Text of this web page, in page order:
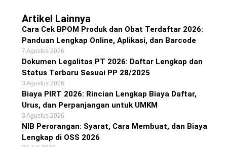
Artikel Lainnya
Cara Cek BPOM Produk dan Obat Terdaftar 2026:
Panduan Lengkap Online, Aplikasi, dan Barcode
7 Agustus 2026
Dokumen Legalitas PT 2026: Daftar Lengkap dan
Status Terbaru Sesuai PP 28/2025
3 Agustus 2026
Biaya PIRT 2026: Rincian Lengkap Biaya Daftar,
Urus, dan Perpanjangan untuk UMKM
3 Agustus 2026
NIB Perorangan: Syarat, Cara Membuat, dan Biaya
Lengkap di OSS 2026